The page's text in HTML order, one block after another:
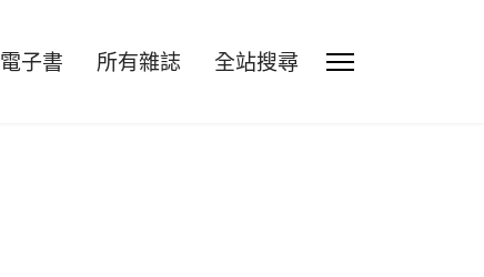
電子書 所有雜誌 全站搜尋